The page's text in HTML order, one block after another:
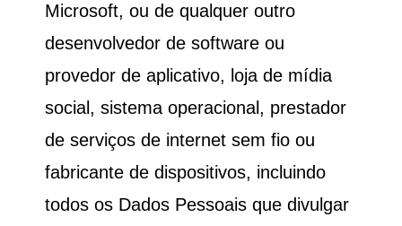
Microsoft, ou de qualquer outro
desenvolvedor de software ou
provedor de aplicativo, loja de mídia
social, sistema operacional, prestador
de serviços de internet sem fio ou
fabricante de dispositivos, incluindo
todos os Dados Pessoais que divulgar